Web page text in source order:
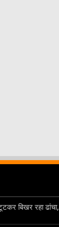
बिखर रहा ढांचा,